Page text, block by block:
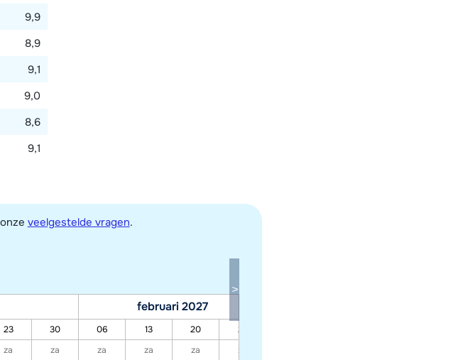
9,9
8,9
9,1
9,0
8,6
9,1
veelgestelde vragen.
februari 2027
23 30 06 13 20 27
za za za za za za